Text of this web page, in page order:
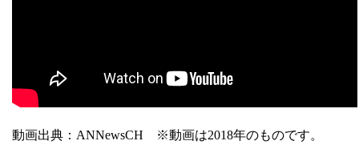
動画出典：ANNewsCH ※動画は2018年のものです。